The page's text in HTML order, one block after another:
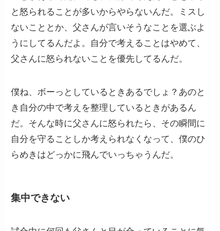
と怒られることが多いからやらないんだ。ミスし
ないこととか、父さんが言いそうなことを選ぶよ
うにしてるんだよ。自分で考えることはやめて、
父さんに怒られないことを優先してるんだ。
僕ね、ボーっとしているときあるでしょ？あのと
き自分の中で考えを整理しているときがあるん
だ。そんな時に父さんに怒られたら、その瞬間に
自分を守ることしか考えられなくなって、僕のひ
らめきはどっかに飛んでいっちゃうんだ。
集中できない